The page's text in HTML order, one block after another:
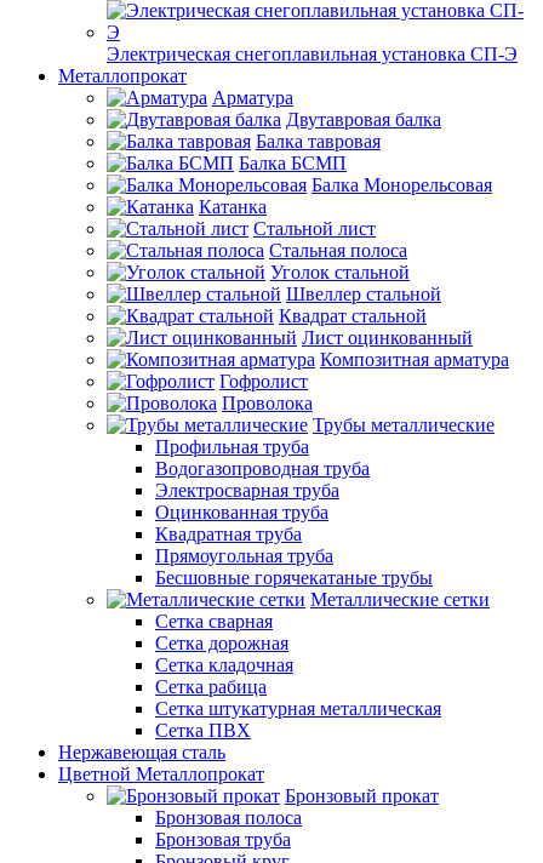
Электрическая снегоплавильная установка СП-Э
Металлопрокат
Арматура
Двутавровая балка
Балка тавровая
Балка БСМП
Балка Монорельсовая
Катанка
Стальной лист
Стальная полоса
Уголок стальной
Швеллер стальной
Квадрат стальной
Лист оцинкованный
Композитная арматура
Гофролист
Проволока
Трубы металлические
Профильная труба
Водогазопроводная труба
Электросварная труба
Оцинкованная труба
Квадратная труба
Прямоугольная труба
Бесшовные горячекатаные трубы
Металлические сетки
Сетка сварная
Сетка дорожная
Сетка кладочная
Сетка рабица
Сетка штукатурная металлическая
Сетка ПВХ
Нержавеющая сталь
Цветной Металлопрокат
Бронзовый прокат
Бронзовая полоса
Бронзовая труба